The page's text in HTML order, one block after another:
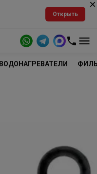
Открыть
ВОДОНАГРЕВАТЕЛИ